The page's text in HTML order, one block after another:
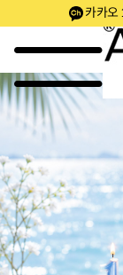
카카오
~50%세트& 20%